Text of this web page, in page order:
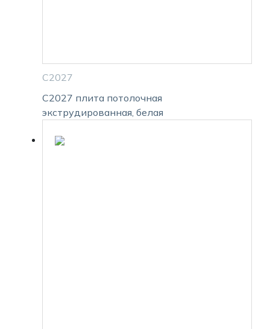
С2027
С2027 плита потолочная
экструдированная, белая